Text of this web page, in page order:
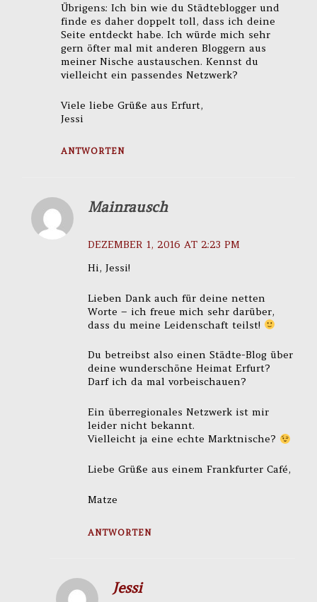
Übrigens: Ich bin wie du Städteblogger und
finde es daher doppelt toll, dass ich deine
Seite entdeckt habe. Ich würde mich sehr
gern öfter mal mit anderen Bloggern aus
meiner Nische austauschen. Kennst du
vielleicht ein passendes Netzwerk?
Viele liebe Grüße aus Erfurt,
Jessi
ANTWORTEN
Mainrausch
DEZEMBER 1, 2016 AT 2:23 PM
Hi, Jessi!
Lieben Dank auch für deine netten
Worte – ich freue mich sehr darüber,
dass du meine Leidenschaft teilst!
Du betreibst also einen Städte-Blog über
deine wunderschöne Heimat Erfurt?
Darf ich da mal vorbeischauen?
Ein überregionales Netzwerk ist mir
leider nicht bekannt.
Vielleicht ja eine echte Marktnische?
Liebe Grüße aus einem Frankfurter Café,
Matze
ANTWORTEN
Jessi